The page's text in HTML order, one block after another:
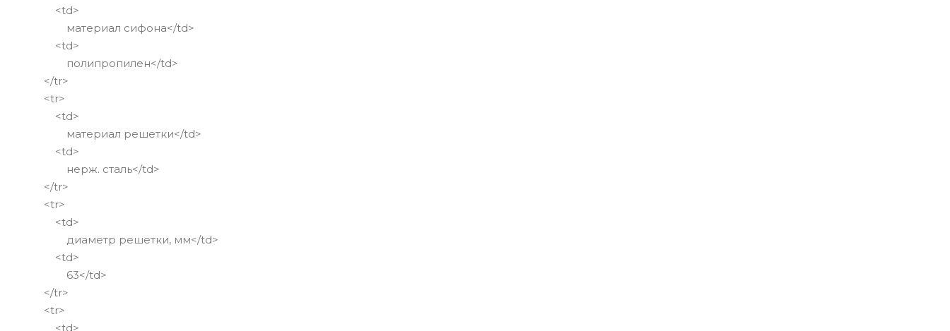
<td>
материал сифона</td>
<td>
полипропилен</td>
</tr>
<tr>
<td>
материал решетки</td>
<td>
нерж. сталь</td>
</tr>
<tr>
<td>
диаметр решетки, мм</td>
<td>
63</td>
</tr>
<tr>
<td>